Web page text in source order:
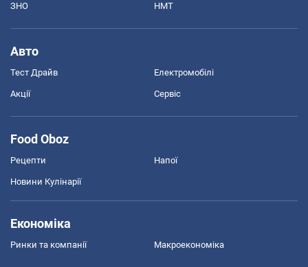
ЗНО НМТ
Авто
Тест Драйв Електромобілі
Акції Сервіс
Food Oboz
Рецепти Напої
Новини Кулінарії
Економіка
Ринки та компанії Макроекономіка